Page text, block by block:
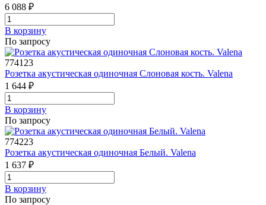
6 088 ₽
В корзинy
По запросу
774123
Розетка акустическая одиночная Слоновая кость. Valena
1 644 ₽
В корзинy
По запросу
774223
Розетка акустическая одиночная Белый. Valena
1 637 ₽
В корзинy
По запросу